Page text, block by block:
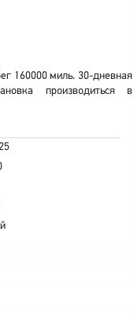
160000 миль. 30-дневная
производиться в